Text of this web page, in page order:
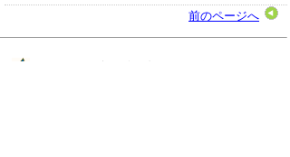
前のページへ